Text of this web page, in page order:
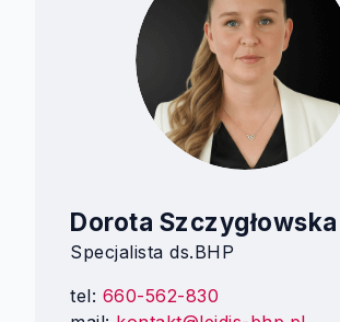
Dorota Szczygłowska
Specjalista ds.BHP
tel: 660-562-830